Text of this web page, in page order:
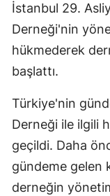
İstanbul 29.
Derneği'nin
hükmederek
başlattı.
Türkiye'nin
Derneği ile ilgili
geçildi. Daha
gündeme gelen
derneğin